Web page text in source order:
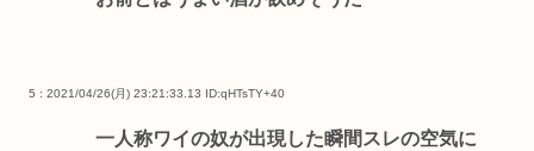
5 : 2021/04/26(月) 23:21:33.13 ID:qHTsTY+40
一人称ワイの奴が出現した瞬間スレの空気に